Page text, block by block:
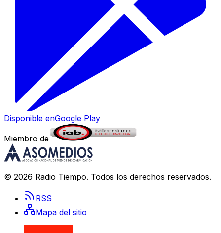
Disponible enGoogle Play
Miembro de
© 2026 Radio Tiempo. Todos los derechos reservados.
RSS
Mapa del sitio